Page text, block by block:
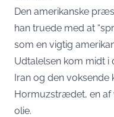
Den amerikanske
han truede med at
som en vigtig
Udtalelsen kom midt i
Iran og den
Hormuzstrædet, en af
olie.